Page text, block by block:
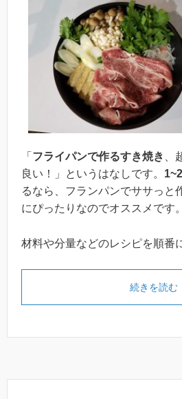
「 フライパンで作るすき焼き
良い！」というはなしです。
るなら、フランパンでササっと
にぴったりなのでオススメです。
材料や分量などのレシピを順番
続きを読む